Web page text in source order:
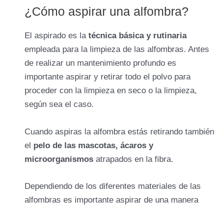
¿Cómo aspirar una alfombra?
El aspirado es la técnica básica y rutinaria
empleada para la limpieza de las alfombras. Antes
de realizar un mantenimiento profundo es
importante aspirar y retirar todo el polvo para
proceder con la limpieza en seco o la limpieza,
según sea el caso.
Cuando aspiras la alfombra estás retirando también
el pelo de las mascotas, ácaros y
microorganismos atrapados en la fibra.
Dependiendo de los diferentes materiales de las
alfombras es importante aspirar de una manera